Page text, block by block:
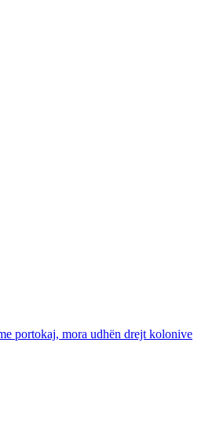
portokaj, mora udhën drejt kolonive